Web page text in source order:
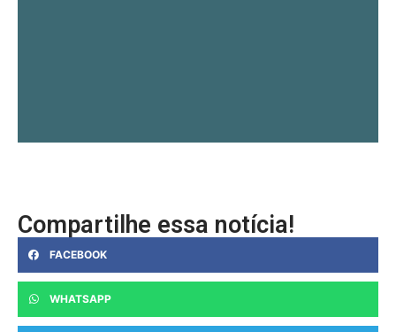
Compartilhe essa notícia!
FACEBOOK
WHATSAPP